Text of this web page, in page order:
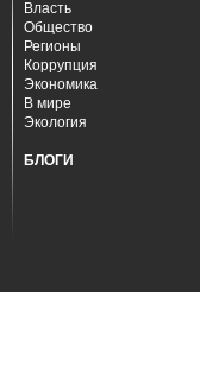
Власть
Общество
Регионы
Коррупция
Экономика
В мире
Экология
БЛОГИ